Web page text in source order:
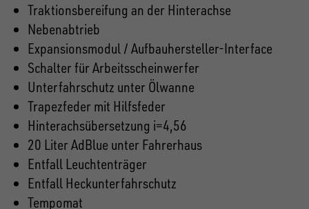
Traktionsbereifung an der Hinterachse
Nebenabtrieb
Expansionsmodul / Aufbauhersteller-Interface
Schalter fürArbeitsscheinwerfer
Unterfahrschutz unter Ölwanne
Trapezfeder mit Hilfsfeder
Hinterachsübersetzung i=4,56
20 LiterAdBlue unter Fahrerhaus
Entfall Leuchtenträger
Entfall Heckunterfahrschutz
Tempomat